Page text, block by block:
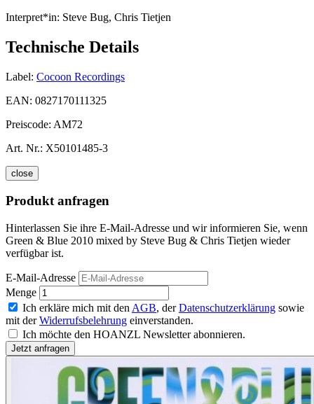
Interpret*in: Steve Bug, Chris Tietjen
Technische Details
Label: Cocoon Recordings
EAN: 0827170111325
Preiscode: AM72
Art. Nr.: X50101485-3
close
Produkt anfragen
Hinterlassen Sie ihre E-Mail-Adresse und wir informieren Sie, wenn
Green & Blue 2010 mixed by Steve Bug & Chris Tietjen wieder
verfügbar ist.
E-Mail-Adresse
Menge
Ich erkläre mich mit den AGB, derDatenschutzerklärung sowie
mit derWiderrufsbelehrung einverstanden.
Ich möchte den HOANZL Newsletter abonnieren.